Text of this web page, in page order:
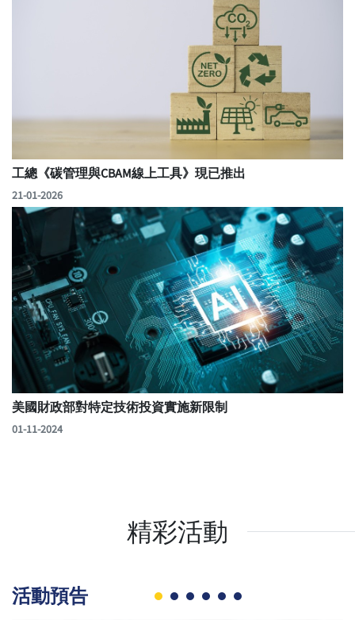
工總《碳管理與CBAM線上工具》現已推出
21-01-2026
美國財政部對特定技術投資實施新限制
01-11-2024
精彩活動
活動預告